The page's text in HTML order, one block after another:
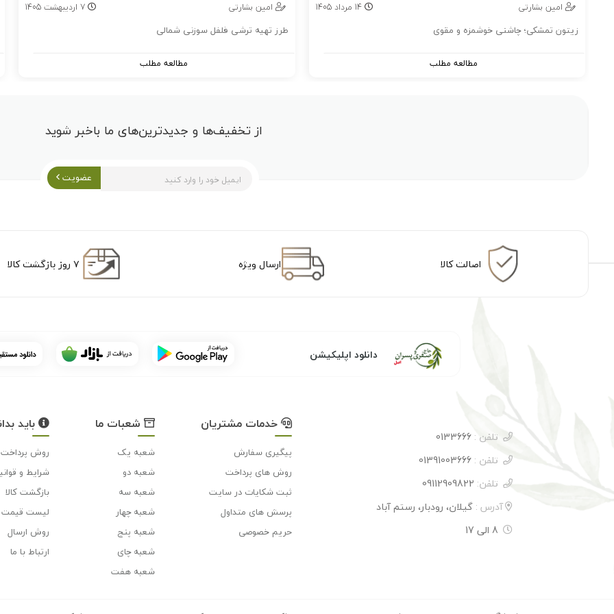
امین بشارتی 14 مرداد 1405
زیتون تمشکی؛ چاشنی خوشمزه و مقوی
مطالعه مطلب
امین بشارتی 7 اردیبهشت 1405
طرز تهیه ترشی فلفل سوزنی شمالی
مطالعه مطلب
از تخفیف‌ها و جدیدترین‌های ما باخبر شوید
عضویت
اصالت کالا ارسال ویژه ۷ روز بازگشت کالا
دانلود اپلیکیشن
تلفن : 0133666
تلفن : 01391003666
تلفن: 09112909822
آدرس :گیلان، رودبار، رستم آباد
8 الی 17
خدمات مشتریان
پیگیری سفارش
روش های پرداخت
ثبت شکایات در سایت
پرسش های متداول
حریم خصوصی
شعبات ما
شعبه یک
شعبه دو
شعبه سه
شعبه چهار
شعبه پنج
شعبه چای
شعبه هفت
باید
روش پرداخت
شرایط و
بازگشت کالا
لیست قیمت
روش ارسال
ارتباط با ما